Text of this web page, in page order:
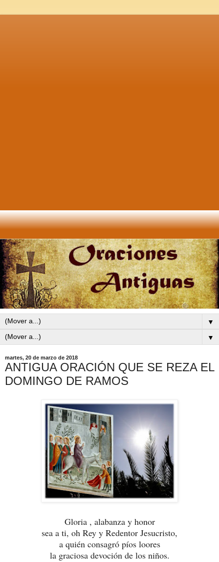
▼
▼
martes, 20 de marzo de 2018
ANTIGUA ORACIÓN QUE SE REZA EL
DOMINGO DE RAMOS
Gloria , alabanza y honor
sea a ti, oh Rey y Redentor Jesucristo,
a quién consagró píos loores
la graciosa devoción de los niños.